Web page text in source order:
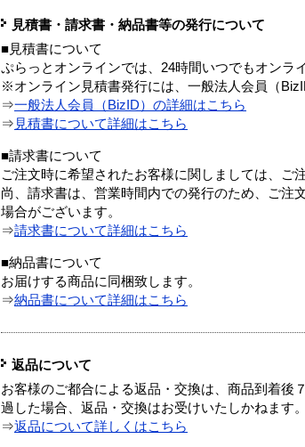
見積書・請求書・納品書等の発行について
■見積書について
ぷらっとオンラインでは、24時間いつでもオンラ
※オンライン見積書発行には、一般法人会員（
⇒一般法人会員（BizID）の詳細はこちら
⇒ 見積書について詳細はこちら
■請求書について
ご注文時に希望されたお客様に関しましては、ご
尚、請求書は、営業時間内での発行のため、ご注
場合がございます。
⇒請求書について詳細はこちら
■納品書について
お届けする商品に同梱致します。
⇒納品書について詳細はこちら
返品について
お客様のご都合による返品・交換は、商品到着後
過した場合、返品・交換はお受けいたしかねます。
⇒返品について詳しくはこちら